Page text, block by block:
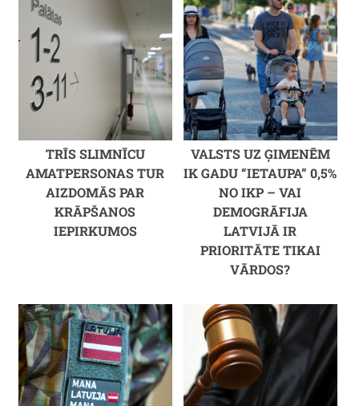
TRĪS SLIMNĪCU
AMATPERSONAS TUR
AIZDOMĀS PAR
KRĀPŠANOS
IEPIRKUMOS
VALSTS UZ ĢIMENĒM
IK GADU “IETAUPA” 0,5%
NO IKP – VAI
DEMOGRĀFIJA
LATVIJĀ IR
PRIORITĀTE TIKAI
VĀRDOS?